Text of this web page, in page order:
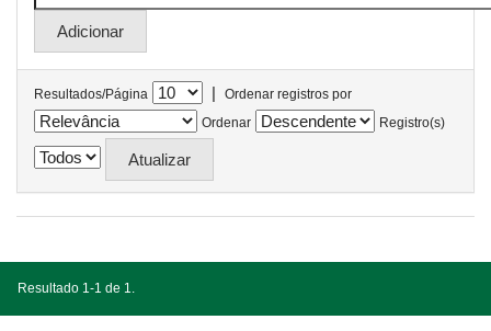
Resultados/Página |
Ordenar registros por
Ordenar
Registro(s)
Resultado 1-1 de 1.